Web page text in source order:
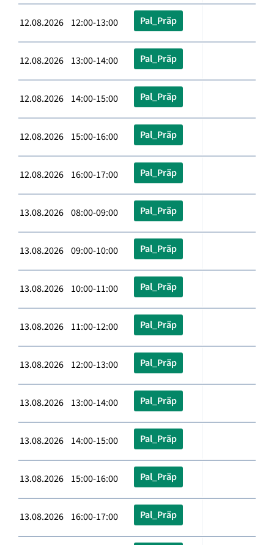
12.08.2026 12:00-13:00 Pal_Präp
12.08.2026 13:00-14:00 Pal_Präp
12.08.2026 14:00-15:00 Pal_Präp
12.08.2026 15:00-16:00 Pal_Präp
12.08.2026 16:00-17:00 Pal_Präp
13.08.2026 08:00-09:00 Pal_Präp
13.08.2026 09:00-10:00 Pal_Präp
13.08.2026 10:00-11:00 Pal_Präp
13.08.2026 11:00-12:00 Pal_Präp
13.08.2026 12:00-13:00 Pal_Präp
13.08.2026 13:00-14:00 Pal_Präp
13.08.2026 14:00-15:00 Pal_Präp
13.08.2026 15:00-16:00 Pal_Präp
13.08.2026 16:00-17:00 Pal_Präp